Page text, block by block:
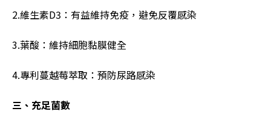
2.維生素D3：有益維持免疫，避免反覆感染
3.葉酸：維持細胞黏膜健全
4.專利蔓越莓萃取：預防尿路感染
三、充足菌數